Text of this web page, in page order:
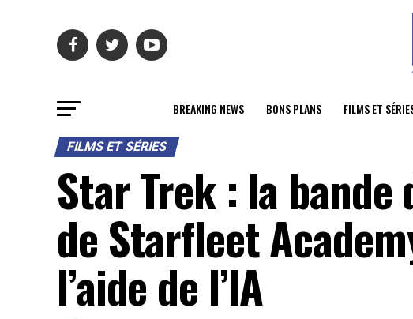
BREAKING NEWS BONS PLANS FILMS ET
FILMS ET SÉRIES
Star Trek : la bande
de Starfleet
l’aide de l’IA